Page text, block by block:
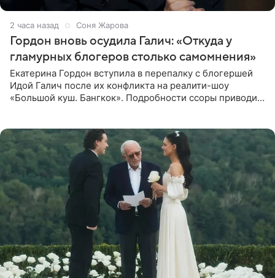
2 часа назад Соня Жарова
Гордон вновь осудила Галич: «Откуда у
гламурных блогеров столько самомнения»
Екатерина Гордон вступила в перепалку с блогершей
Идой Галич после их конфликта на реалити-шоу
«Большой куш. Бангкок». Подробности ссоры приводит